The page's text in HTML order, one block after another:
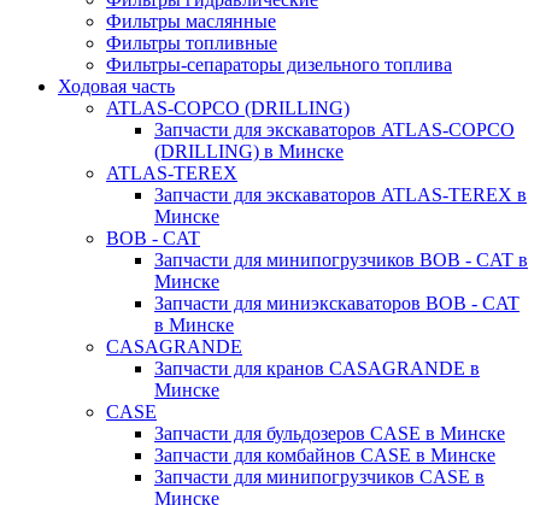
Фильтры маслянные
Фильтры топливные
Фильтры-сепараторы дизельного топлива
Ходовая часть
ATLAS-COPCO (DRILLING)
Запчасти для экскаваторов ATLAS-COPCO
(DRILLING) в Минске
ATLAS-TEREX
Запчасти для экскаваторов ATLAS-TEREX в
Минске
BOB - CAT
Запчасти для минипогрузчиков BOB - CAT в
Минске
Запчасти для миниэкскаваторов BOB - CAT
в Минске
CASAGRANDE
Запчасти для кранов CASAGRANDE в
Минске
CASE
Запчасти для бульдозеров CASE в Минске
Запчасти для комбайнов CASE в Минске
Запчасти для минипогрузчиков CASE в
Минске